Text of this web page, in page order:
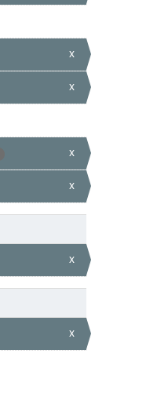
x
x
x
x
x
x